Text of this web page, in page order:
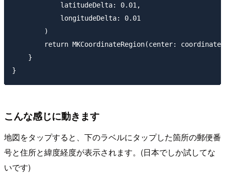
            latitudeDelta: 0.01,
            longitudeDelta: 0.01
        )
return MKCoordinateRegion(center:
    }
こんな感じに動きます
地図をタップすると、下のラベルにタップした箇所の郵便番
号と住所と緯度経度が表示されます。(日本でしか試してな
いです)